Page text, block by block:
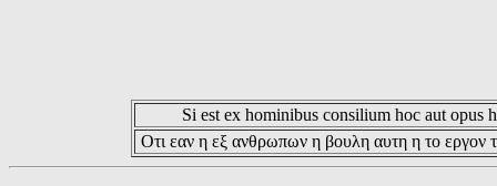
Si est ex hominibus consilium hoc aut opus
Οτι εαν η εξ ανθρωπων η βουλη αυτη η το εργον